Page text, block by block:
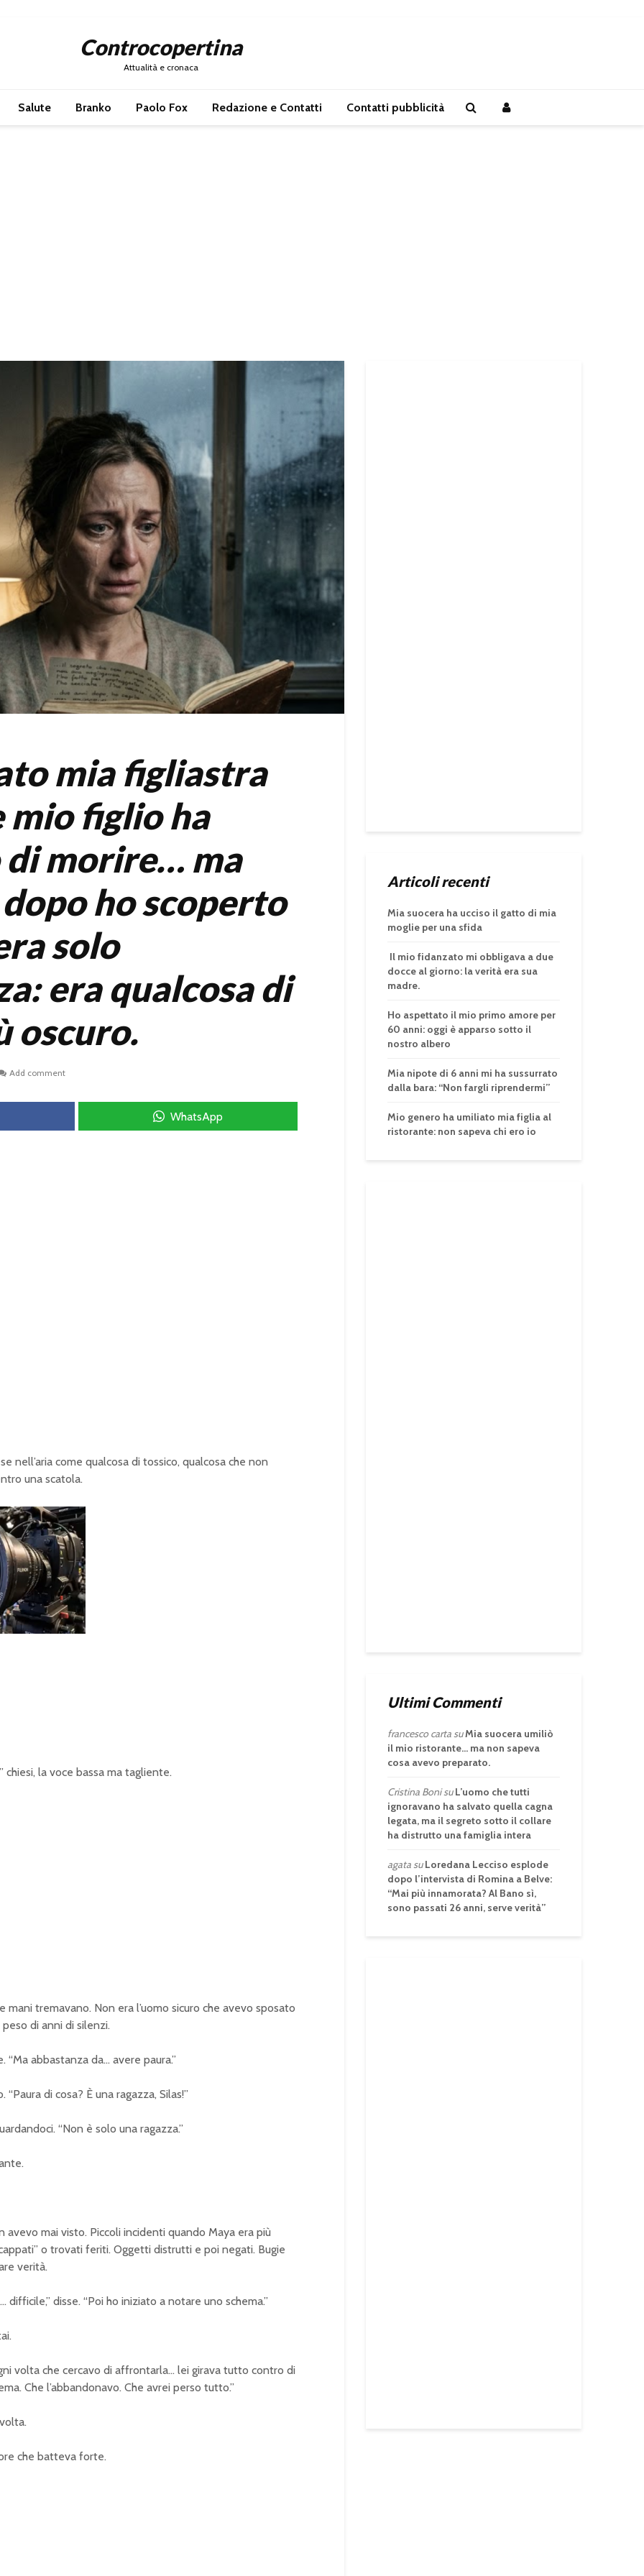
Controcopertina
Attualità e cronaca
Salute Branko Paolo Fox Redazione e Contatti Contatti pubblicità
mia figliastra
mio figlio ha
morire… ma
ho scoperto
solo
era qualcosa di
oscuro.
Add comment
WhatsApp
nell’aria come qualcosa di tossico, qualcosa che non
una scatola.
chiesi, la voce bassa ma tagliente.
mani tremavano. Non era l’uomo sicuro che avevo sposato
di anni di silenzi.
abbastanza da… avere paura.”
di cosa? È una ragazza, Silas!”
“Non è solo una ragazza.”
avevo mai visto. Piccoli incidenti quando Maya era più
o trovati feriti. Oggetti distrutti e poi negati. Bugie
verità.
difficile,” disse. “Poi ho iniziato a notare uno schema.”
volta che cercavo di affrontarla… lei girava tutto contro di
Che l’abbandonavo. Che avrei perso tutto.”
che batteva forte.
Articoli recenti
Mia suocera ha ucciso il gatto di mia
moglie per una sfida
Il mio fidanzato mi obbligava a due
docce al giorno: la verità era sua
madre.
Ho aspettato il mio primo amore per
60 anni: oggi è apparso sotto il
nostro albero
Mia nipote di 6 anni mi ha sussurrato
dalla bara: “Non fargli riprendermi”
Mio genero ha umiliato mia figlia al
ristorante: non sapeva chi ero io
Ultimi Commenti
francesco cartasuMia suocera umiliò
il mio ristorante… ma non sapeva
cosa avevo preparato.
Cristina BonisuL’uomo che tutti
ignoravano ha salvato quella cagna
legata, ma il segreto sotto il collare
ha distrutto una famiglia intera
agatasuLoredana Lecciso esplode
dopo l’intervista di Romina a Belve:
“Mai più innamorata? Al Bano sì,
sono passati 26 anni, serve verità”